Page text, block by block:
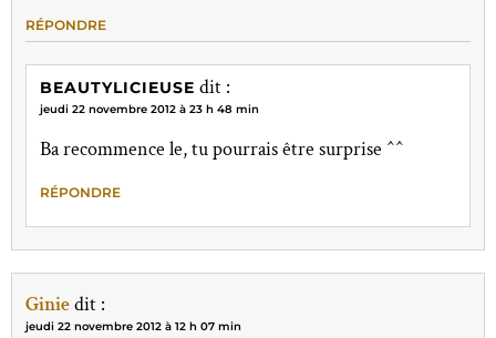
RÉPONDRE
BEAUTYLICIEUSE dit :
jeudi 22 novembre 2012 à 23 h 48 min
Ba recommence le, tu pourrais être surprise ^^
RÉPONDRE
Giniedit :
jeudi 22 novembre 2012 à 12 h 07 min